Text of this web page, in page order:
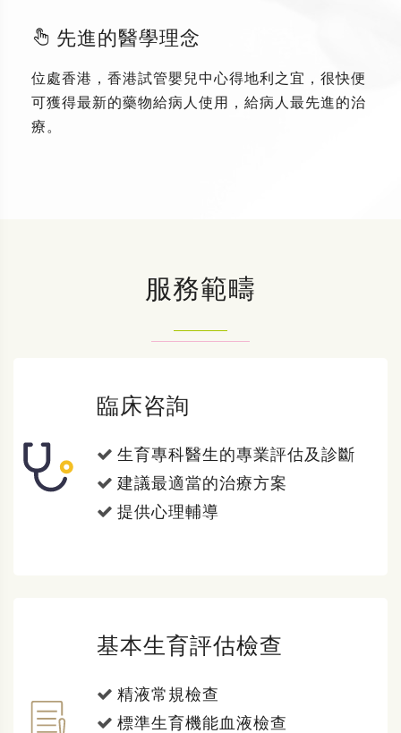
先進的醫學理念
位處香港，香港試管嬰兒中心得地利之宜，很快便
可獲得最新的藥物給病人使用，給病人最先進的治
療。
服務範疇
臨床咨詢
生育專科醫生的專業評估及診斷
建議最適當的治療方案
提供心理輔導
基本生育評估檢查
精液常規檢查
標準生育機能血液檢查